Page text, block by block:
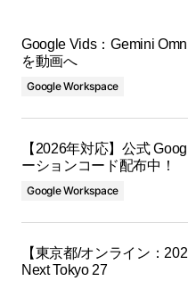
Google Vids：Gemini
を動画へ
Google Workspace
【2026年対応】公式
ーションコード配布中！
Google Workspace
【東京都/オンライン：
Next Tokyo 27